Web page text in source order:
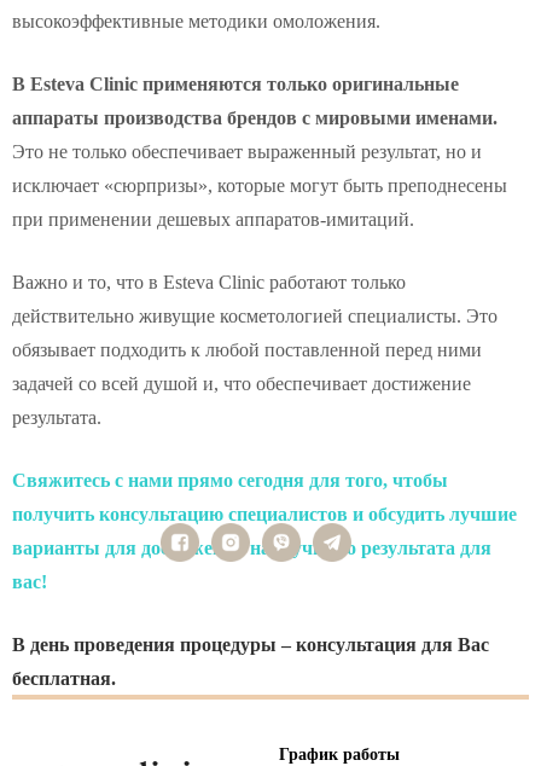
высокоэффективные методики омоложения.
В Esteva Clinic применяются только оригинальные
аппараты производства брендов с мировыми именами.
Это не только обеспечивает выраженный результат, но и
исключает «сюрпризы», которые могут быть преподнесены
при применении дешевых аппаратов-имитаций.
Важно и то, что в Esteva Clinic работают только
действительно живущие косметологией специалисты. Это
обязывает подходить к любой поставленной перед ними
задачей со всей душой и, что обеспечивает достижение
результата.
Свяжитесь с нами прямо сегодня для того, чтобы
получить консультацию специалистов и обсудить лучшие
варианты для достижения наилучшего результата для
вас!
В день проведения процедуры – консультация для Вас
бесплатная.
График работы